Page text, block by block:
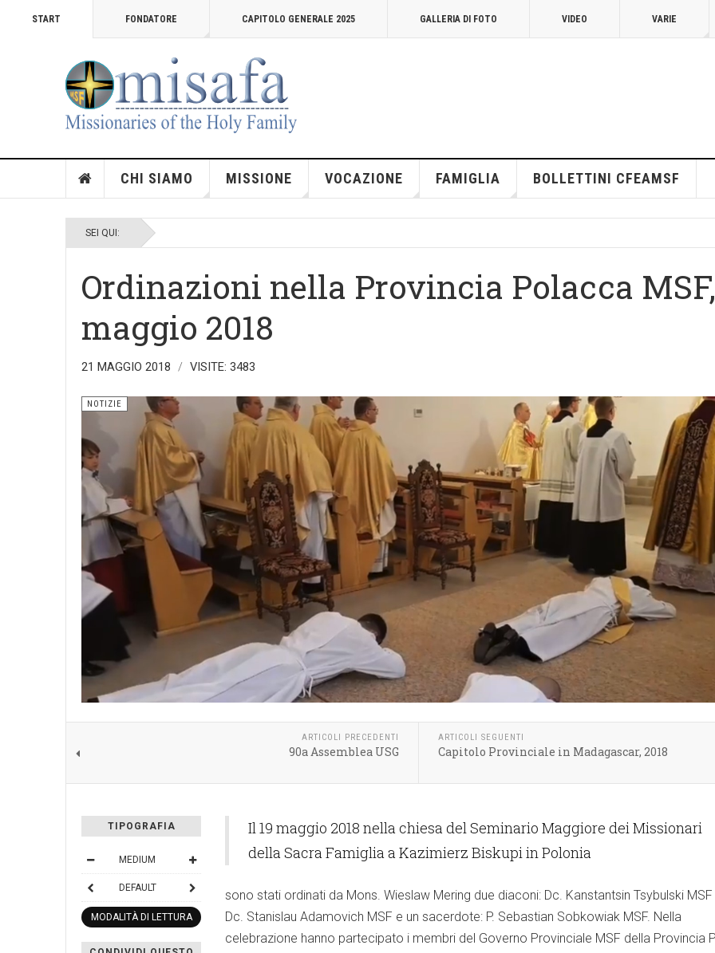
START FONDATORE CAPITOLO GENERALE 2025 GALLERIA DI FOTO VIDEO VARIE
CHI SIAMO MISSIONE VOCAZIONE FAMIGLIA BOLLETTINI CFEAMSF
SEI QUI:
Ordinazioni nella Provincia Polacca MSF,
maggio 2018
21 MAGGIO 2018 VISITE: 3483
NOTIZIE
ARTICOLI PRECEDENTI
90a Assemblea USG
ARTICOLI SEGUENTI
Capitolo Provinciale in Madagascar, 2018
TIPOGRAFIA
MEDIUM
DEFAULT
MODALITÀ DI LETTURA
Il 19 maggio 2018 nella chiesa del Seminario Maggiore dei Missionari
della Sacra Famiglia a Kazimierz Biskupi in Polonia
sono stati ordinati da Mons. Wieslaw Mering due diaconi: Dc. Kanstantsin Tsybulski MSF
Dc. Stanislau Adamovich MSF e un sacerdote: P. Sebastian Sobkowiak MSF. Nella
celebrazione hanno partecipato i membri del Governo Provinciale MSF della Provincia